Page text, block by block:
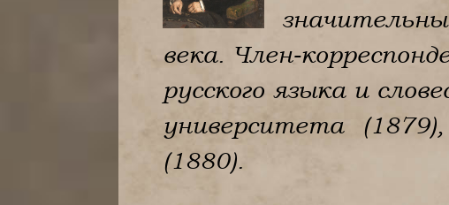
века. Член-
русского языка и
университета
(1880).